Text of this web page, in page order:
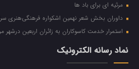
مرثیه ای برای باد ها
داوران بخش شعر نهمین اشکواره فرهنگی‌هنری
استمرار خدمت کاسوکاران به زائران اربعین
نماد رسانه الکترونیک